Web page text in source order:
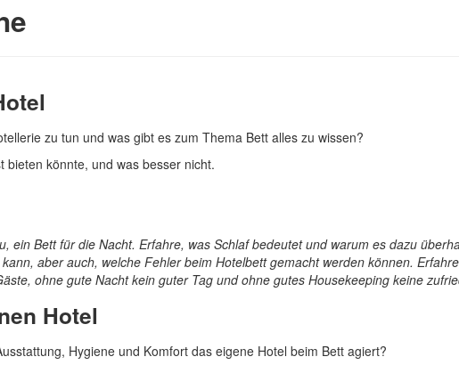
zu tun und was gibt es zum Thema Bett alles zu wissen?
bieten könnte, und was besser nicht.
ein Bett für die Nacht. Erfahre, was Schlaf bedeutet und warum es dazu
aber auch, welche Fehler beim Hotelbett gemacht werden können.
ohne gute Nacht kein guter Tag und ohne gutes Housekeeping keine
Hotel
Hygiene und Komfort das eigene Hotel beim Bett agiert?